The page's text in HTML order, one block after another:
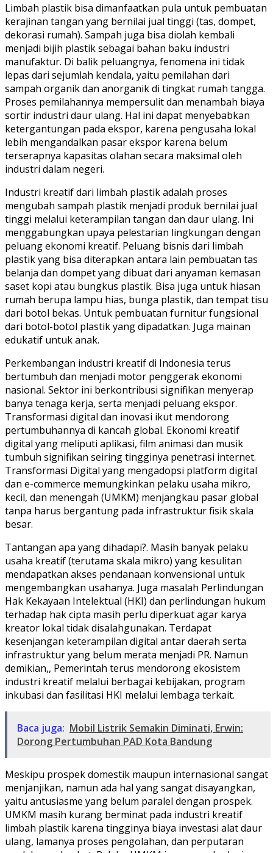
Limbah plastik bisa dimanfaatkan pula untuk pembuatan
kerajinan tangan yang bernilai jual tinggi (tas, dompet,
dekorasi rumah). Sampah juga bisa diolah kembali
menjadi bijih plastik sebagai bahan baku industri
manufaktur. Di balik peluangnya, fenomena ini tidak
lepas dari sejumlah kendala, yaitu pemilahan dari
sampah organik dan anorganik di tingkat rumah tangga.
Proses pemilahannya mempersulit dan menambah biaya
sortir industri daur ulang. Hal ini dapat menyebabkan
ketergantungan pada ekspor, karena pengusaha lokal
lebih mengandalkan pasar ekspor karena belum
terserapnya kapasitas olahan secara maksimal oleh
industri dalam negeri.
Industri kreatif dari limbah plastik adalah proses
mengubah sampah plastik menjadi produk bernilai jual
tinggi melalui keterampilan tangan dan daur ulang. Ini
menggabungkan upaya pelestarian lingkungan dengan
peluang ekonomi kreatif. Peluang bisnis dari limbah
plastik yang bisa diterapkan antara lain pembuatan tas
belanja dan dompet yang dibuat dari anyaman kemasan
saset kopi atau bungkus plastik. Bisa juga untuk hiasan
rumah berupa lampu hias, bunga plastik, dan tempat tisu
dari botol bekas. Untuk pembuatan furnitur fungsional
dari botol-botol plastik yang dipadatkan. Juga mainan
edukatif untuk anak.
Perkembangan industri kreatif di Indonesia terus
bertumbuh dan menjadi motor penggerak ekonomi
nasional. Sektor ini berkontribusi signifikan menyerap
banya tenaga kerja, serta menjadi peluang ekspor.
Transformasi digital dan inovasi ikut mendorong
pertumbuhannya di kancah global. Ekonomi kreatif
digital yang meliputi aplikasi, film animasi dan musik
tumbuh signifikan seiring tingginya penetrasi internet.
Transformasi Digital yang mengadopsi platform digital
dan e-commerce memungkinkan pelaku usaha mikro,
kecil, dan menengah (UMKM) menjangkau pasar global
tanpa harus bergantung pada infrastruktur fisik skala
besar.
Tantangan apa yang dihadapi?. Masih banyak pelaku
usaha kreatif (terutama skala mikro) yang kesulitan
mendapatkan akses pendanaan konvensional untuk
mengembangkan usahanya. Juga masalah Perlindungan
Hak Kekayaan Intelektual (HKI) dan perlindungan hukum
terhadap hak cipta masih perlu diperkuat agar karya
kreator lokal tidak disalahgunakan. Terdapat
kesenjangan keterampilan digital antar daerah serta
infrastruktur yang belum merata menjadi PR. Namun
demikian,, Pemerintah terus mendorong ekosistem
industri kreatif melalui berbagai kebijakan, program
inkubasi dan fasilitasi HKI melalui lembaga terkait.
Baca juga: Mobil Listrik Semakin Diminati, Erwin:
Dorong Pertumbuhan PAD Kota Bandung
Meskipu prospek domestik maupun internasional sangat
menjanjikan, namun ada hal yang sangat disayangkan,
yaitu antusiasme yang belum paralel dengan prospek.
UMKM masih kurang berminat pada industri kreatif
limbah plastik karena tingginya biaya investasi alat daur
ulang, lamanya proses pengolahan, dan perputaran